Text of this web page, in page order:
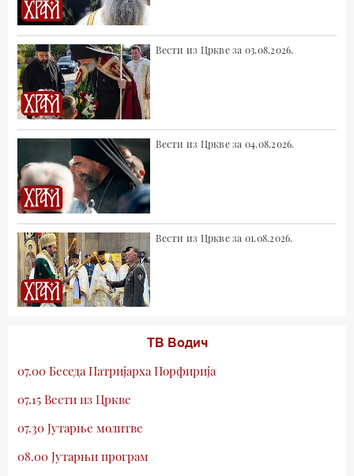
Вести из Цркве за 03.08.2026.
Вести из Цркве за 04.08.2026.
Вести из Цркве за 01.08.2026.
ТВ Водич
07.00 Беседа Патријарха Порфирија
07.15 Вести из Цркве
07.30 Јутарње молитве
08.00 Јутарњи програм